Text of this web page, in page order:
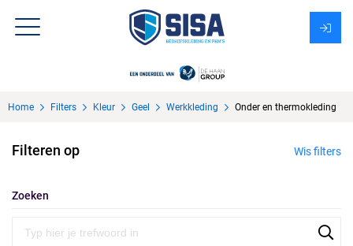
Over Sisa
KMS
Uitzendbureau?
Home Filters Kleur Geel Werkkleding Onder en thermokleding
Filteren op Wis filters
Zoeken